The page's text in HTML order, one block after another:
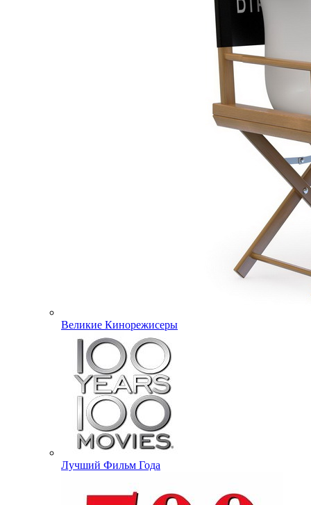
Великие Кинорежисеры
Лучший Фильм Года